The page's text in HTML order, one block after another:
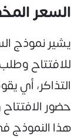
السعر
يشير نموذج
للافتتاح
التذاكر، أي
حضور
هذا النموذج